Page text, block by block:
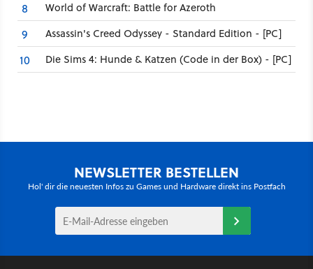
8 World of Warcraft: Battle for Azeroth
9 Assassin's Creed Odyssey - Standard Edition - [PC]
10 Die Sims 4: Hunde & Katzen (Code in der Box) - [PC]
NEWSLETTER BESTELLEN
Hol' dir die neuesten Infos zu Games und Hardware direkt ins Postfach